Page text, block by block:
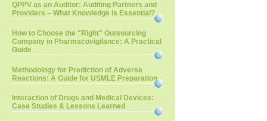
QPPV as an Auditor: Auditing Partners and
Providers – What Knowledge is Essential?
How to Choose the "Right" Outsourcing
Company in Pharmacovigilance: A Practical
Guide
Methodology for Prediction of Adverse
Reactions: A Guide for USMLE Preparation
Interaction of Drugs and Medical Devices:
Case Studies & Lessons Learned